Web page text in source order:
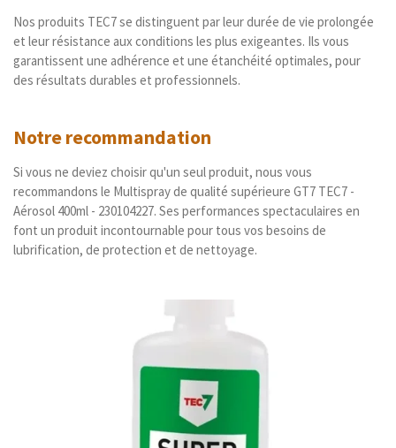
Nos produits TEC7 se distinguent par leur durée de vie prolongée
et leur résistance aux conditions les plus exigeantes. Ils vous
garantissent une adhérence et une étanchéité optimales, pour
des résultats durables et professionnels.
Notre recommandation
Si vous ne deviez choisir qu'un seul produit, nous vous
recommandons le Multispray de qualité supérieure GT7 TEC7 -
Aérosol 400ml - 230104227. Ses performances spectaculaires en
font un produit incontournable pour tous vos besoins de
lubrification, de protection et de nettoyage.